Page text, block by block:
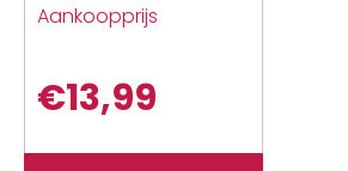
Aankoopprijs
€13,99